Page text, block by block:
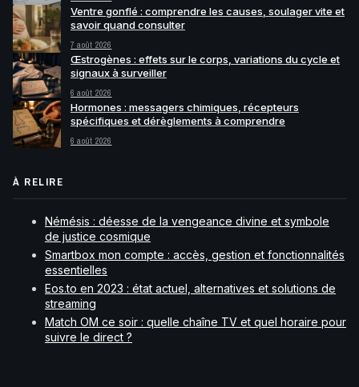
Ventre gonflé : comprendre les causes, soulager vite et
savoir quand consulter
7 août 2026
Œstrogènes : effets sur le corps, variations du cycle et
signaux à surveiller
6 août 2026
Hormones : messagers chimiques, récepteurs
spécifiques et dérèglements à comprendre
6 août 2026
À RELIRE
Némésis : déesse de la vengeance divine et symbole
de justice cosmique
Smartbox mon compte : accès, gestion et fonctionnalités
essentielles
Eos.to en 2023 : état actuel, alternatives et solutions de
streaming
Match OM ce soir : quelle chaîne TV et quel horaire pour
suivre le direct ?